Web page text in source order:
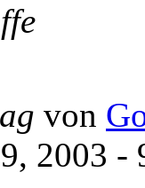
von
2003 -